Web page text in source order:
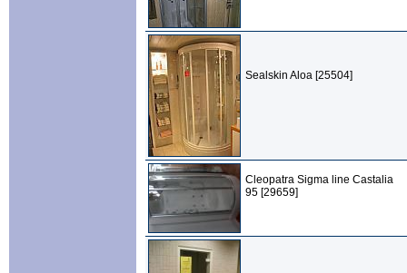
Sealskin Aloa [25504]
Cleopatra Sigma line Castalia
95 [29659]